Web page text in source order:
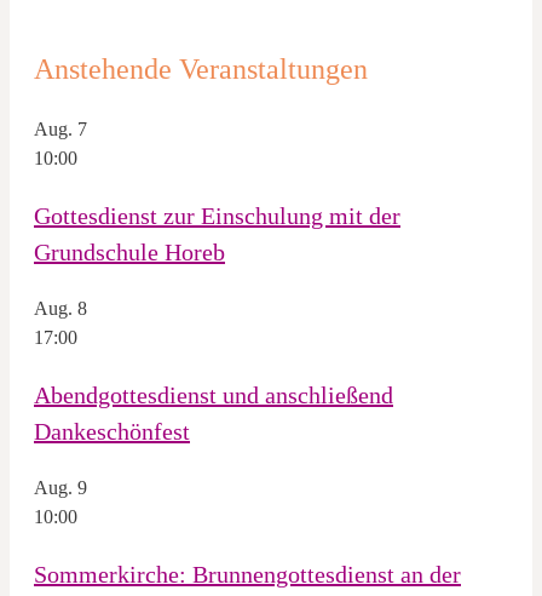
Anstehende Veranstaltungen
Aug. 7
10:00
Gottesdienst zur Einschulung mit der
Grundschule Horeb
Aug. 8
17:00
Abendgottesdienst und anschließend
Dankeschönfest
Aug. 9
10:00
Sommerkirche: Brunnengottesdienst an der